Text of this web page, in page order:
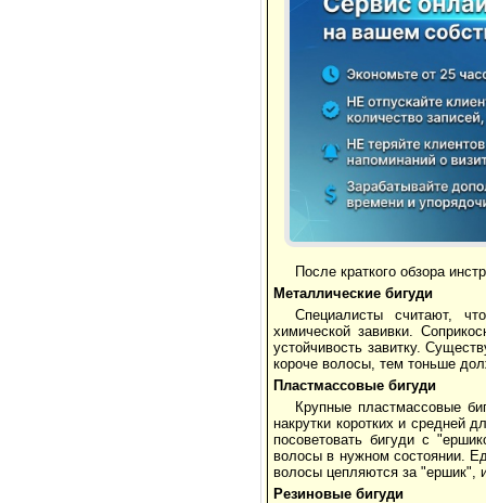
После краткого обзора
Металлические бигуди
Специалисты считают,
химической завивки.
устойчивость завитку.
короче волосы, тем тоньше
Пластмассовые бигуди
Крупные пластмассовые
накрутки коротких и средней
посоветовать бигуди с
волосы в нужном состоянии.
волосы цепляются за "ершик",
Резиновые бигуди